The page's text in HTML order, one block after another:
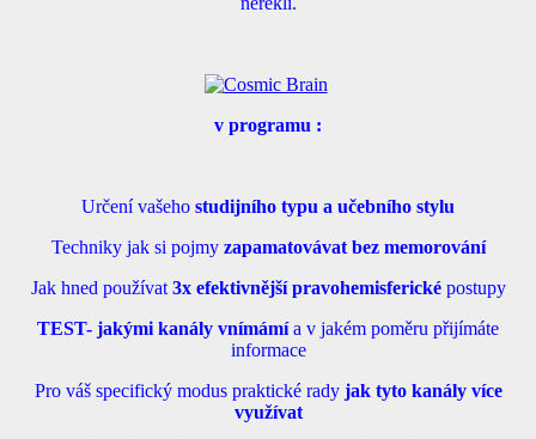
v programu :
Určení vašeho studijního typu a učebního stylu
Techniky jak si pojmy zapamatovávat bez memorování
Jak hned používat 3x efektivnější pravohemisfericképostupy
TEST- jakými kanály vnímámía v jakém poměru přijímáte
informace
Pro váš specifický modus praktické rady jak tyto kanály více
využívat